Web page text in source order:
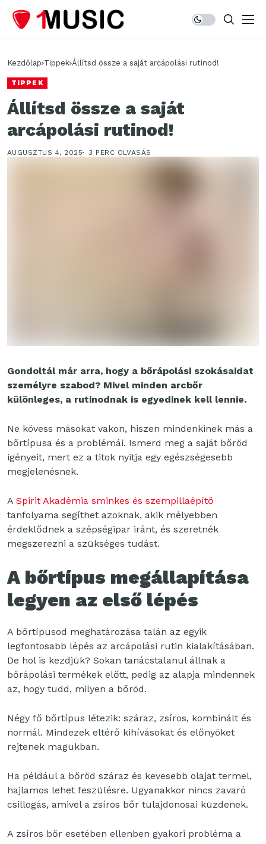
Kezdőlap Tippek Állítsd össze a saját arcápolási rutinod!
TIPPEK
Állítsd össze a saját
arcápolási rutinod!
AUGUSZTUS 4, 2025 3 PERC OLVASÁS
Gondoltál már arra, hogy a bőrápolási szokásaidat
személyre szabod? Mivel minden arcbőr
különleges, a rutinodnak is egyedinek kell lennie.
Ne kövess másokat vakon, hiszen mindenkinek más a
bőrtípusa és a problémái. Ismerd meg a saját bőröd
igényeit, mert ez a titok nyitja egy egészségesebb
megjelenésnek.
A Spirit Akadémia sminkes és szempillaépítő
tanfolyama segíthet azoknak, akik mélyebben
érdeklődnek a szépségipar iránt, és szeretnék
megszerezni a szükséges tudást.
A bőrtípus megállapítása
legyen az első lépés
A bőrtípusod meghatározása talán az egyik
legfontosabb lépés az arcápolási rutin kialakításában.
De hol is kezdjük? Sokan tanácstalanul állnak a
bőrápolási termékek előtt, pedig az alapja mindennek
az, hogy tudd, milyen a bőröd.
Négy fő bőrtípus létezik: száraz, zsíros, kombinált és
normál. Mindezek eltérő kihívásokat és előnyöket
rejtenek magukban.
Ha például a bőröd száraz és kevesebb olajat termel,
hajlamos lehet feszülésre. Ugyanakkor nincs zavaró
csillogás, amivel a zsíros bőr tulajdonosai küzdenek.
A zsíros bőr esetében ellenben gyakori probléma a